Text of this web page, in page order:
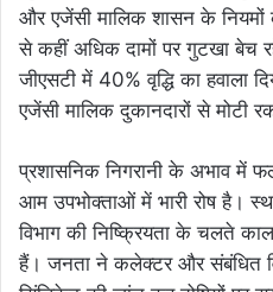
और एजेंसी मालिक शासन के नियमों
से कहीं अधिक दामों पर गुटखा बेच
जीएसटी में 40% वृद्धि का हवाला
एजेंसी मालिक दुकानदारों से मोटी
प्रशासनिक निगरानी के अभाव में
आम उपभोक्ताओं में भारी रोष है।
विभाग की निष्क्रियता के चलते
हैं। जनता ने कलेक्टर और संबंधित